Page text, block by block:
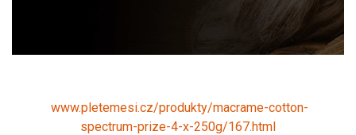
www.pletemesi.cz/produkty/macrame-cotton-
spectrum-prize-4-x-250g/167.html